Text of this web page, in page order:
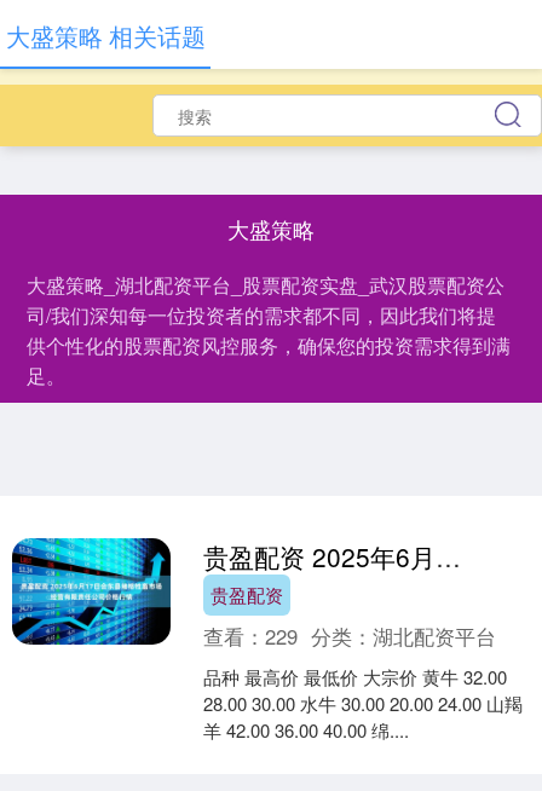
大盛策略
大盛策略_湖北配资平台_股票配资实盘_武汉股票配资公
司/我们深知每一位投资者的需求都不同，因此我们将提
供个性化的股票配资风控服务，确保您的投资需求得到满
足。
大盛策略 相关话题
贵盈配资 2025年6月17日会东县堵格牲畜市场经营有限责任公司价格行情
贵盈配资
查看：229 分类：湖北配资平台
品种 最高价 最低价 大宗价 黄牛 32.00
28.00 30.00 水牛 30.00 20.00 24.00 山羯
羊 42.00 36.00 40.00 绵....